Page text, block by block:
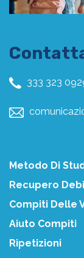
333 323
Metodo Di
Recupero
Compiti Delle
Aiuto Compiti
Ripetizioni